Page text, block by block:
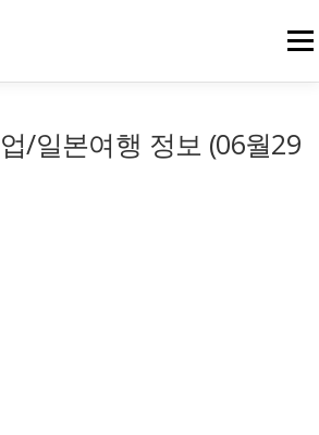
메뉴
/일본여행 정보 (06월29